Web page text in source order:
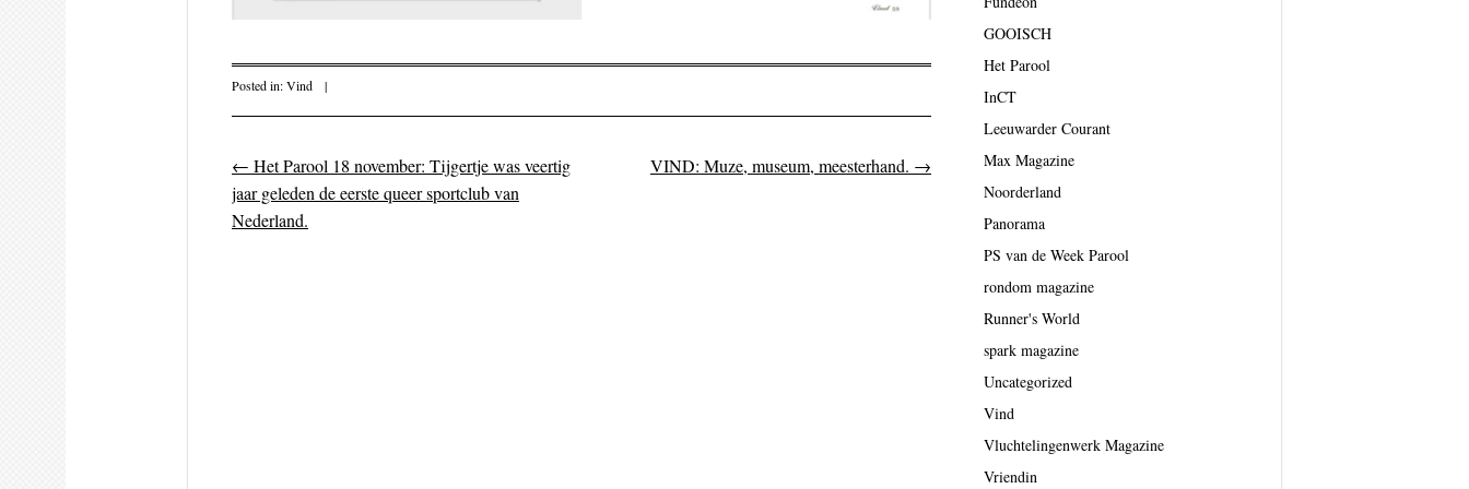
Posted in:Vind |
Post navigation
← Het Parool 18 november: Tijgertje was veertig
jaar geleden de eerste queer sportclub van
Nederland.
VIND: Muze, museum, meesterhand. →
GOOISCH
Het Parool
InCT
Leeuwarder Courant
Max Magazine
Noorderland
Panorama
PS van de Week Parool
rondom magazine
Runner's World
spark magazine
Uncategorized
Vind
Vluchtelingenwerk Magazine
Vriendin